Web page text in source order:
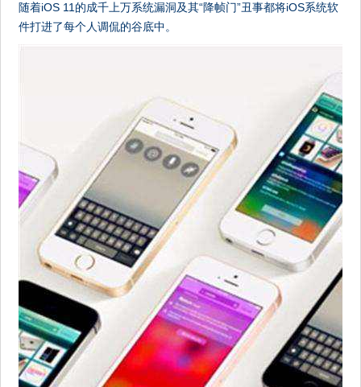
随着iOS 11的成千上万系统漏洞及其“降帧门”丑事都将iOS系统软
件打进了每个人调侃的谷底中。